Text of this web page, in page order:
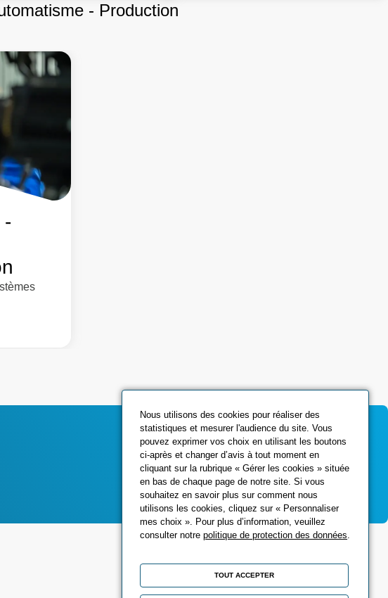
- Production
-
Contactez-nous
Nous utilisons des cookies pour réaliser des
statistiques et mesurer l'audience du site. Vous
pouvez exprimer vos choix en utilisant les boutons
ci-après et changer d’avis à tout moment en
cliquant sur la rubrique « Gérer les cookies » située
en bas de chaque page de notre site. Si vous
souhaitez en savoir plus sur comment nous
utilisons les cookies, cliquez sur « Personnaliser
mes choix ». Pour plus d’information, veuillez
consulter notrepolitique de protection des données.
TOUT ACCEPTER